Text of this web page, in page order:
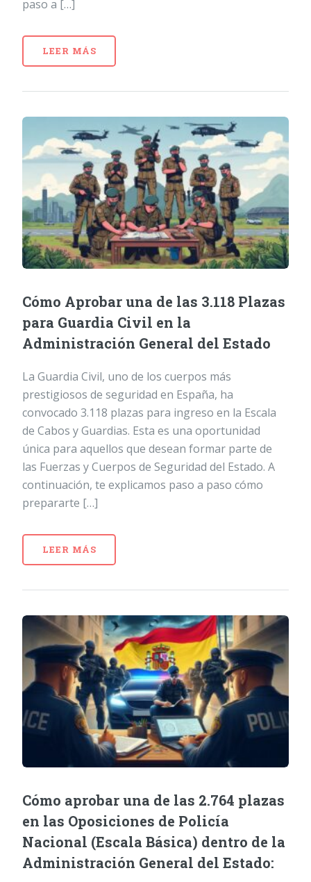
paso a […]
LEER MÁS
Cómo Aprobar una de las 3.118 Plazas
para Guardia Civil en la
Administración General del Estado
La Guardia Civil, uno de los cuerpos más
prestigiosos de seguridad en España, ha
convocado 3.118 plazas para ingreso en la Escala
de Cabos y Guardias. Esta es una oportunidad
única para aquellos que desean formar parte de
las Fuerzas y Cuerpos de Seguridad del Estado. A
continuación, te explicamos paso a paso cómo
prepararte […]
LEER MÁS
Cómo aprobar una de las 2.764 plazas
en las Oposiciones de Policía
Nacional (Escala Básica) dentro de la
Administración General del Estado: